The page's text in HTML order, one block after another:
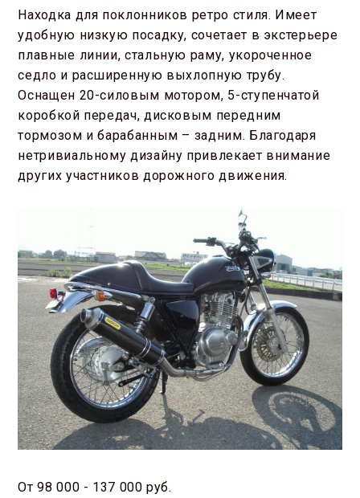
Находка для поклонников ретро стиля. Имеет
удобную низкую посадку, сочетает в экстерьере
плавные линии, стальную раму, укороченное
седло и расширенную выхлопную трубу.
Оснащен 20-силовым мотором, 5-ступенчатой
коробкой передач, дисковым передним
тормозом и барабанным – задним. Благодаря
нетривиальному дизайну привлекает внимание
других участников дорожного движения.
От 98 000 - 137 000 руб.